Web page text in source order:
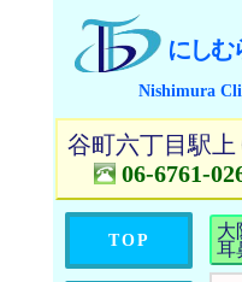
にしむ
Nishimura
谷町六丁目駅上
06-6761-
TOP
大
耳